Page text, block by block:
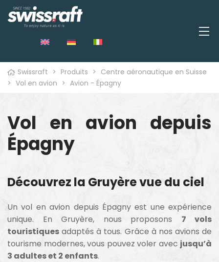
Swissraft > Produits > Centre aéronautique en Suisse
> Vol en avion > Avion - Épagny
Vol en avion depuis
Épagny
Découvrez la Gruyère vue du ciel
Un vol en avion depuis Épagny est une expérience
unique. En Gruyère, nous proposons 7 vols
touristiques adaptés à tous. Grâce à nos avions de
tourisme modernes, vous pouvez voler avec jusqu’à
3 adultes et 2 enfants.